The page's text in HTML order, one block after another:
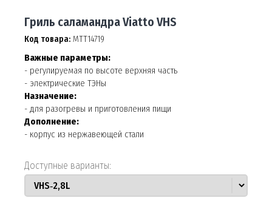
Гриль саламандра Viatto VHS
Код товара: МТТ14719
Важные параметры:
- регулируемая по высоте верхняя часть
- электрические ТЭНы
Назначение:
- для разогревы и приготовления пищи
Дополнение:
- корпус из нержавеющей стали
Доступные варианты: